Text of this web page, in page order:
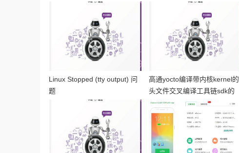
Linux Stopped (tty output) 问
题
高通yocto编译带内核kernel的
头文件交叉编译工具链sdk的
配置